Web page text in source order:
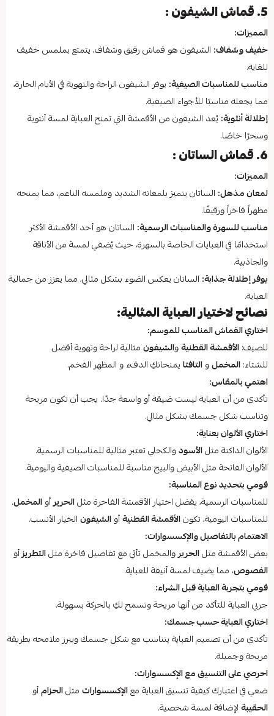
5. قماش الشيفون :
المميزات:
خفيف وشفاف: الشيفون هو قماش رقيق وشفاف، يتمتع بملمس خفيف
للغاية.
مناسب للمناسبات الصيفية: يوفر الشيفون الراحة والتهوية في الأيام الحارة،
مما يجعله مناسبًا للأجواء الصيفية.
إطلالة أنثوية: يُعد الشيفون من الأقمشة التي تمنح العباية لمسة أنثوية
وسحرًا خاصًا.
6. قماش الساتان :
المميزات:
لمعان مذهل: الساتان يتميز بلمعانه الشديد وملمسه الناعم، مما يمنحه
مظهراً فاخراً ورقيقًا.
مناسب للسهرة والمناسبات الرسمية: الساتان هو أحد الأقمشة الأكثر
استخدامًا في العبايات الخاصة بالسهرة، حيث يُضفي لمسة من الأناقة
والجاذبية.
يوفر إطلالة جذابة: الساتان يعكس الضوء بشكل مثالي، مما يعزز من جمالية
العباية.
نصائح لاختيار العباية المثالية:
اختاري القماش المناسب للموسم:
للصيف:الأقمشة القطنيةوالشيفونمثالية لراحة وتهوية أفضل.
للشتاء:المخملوالتافتايمنحانكِ الدفء و المظهر الفخم.
اهتمي بالمقاس:
تأكدي من أن العباية ليست ضيقة أو واسعة جدًا. يجب أن تكون مريحة
وتناسب شكل جسمك بشكل مثالي.
اختاري الألوان بعناية:
الألوان الداكنة مثلالأسودوالكحلي تعتبر مثالية للمناسبات الرسمية.
الألوان الفاتحة مثل الأبيض والبيج مناسبة للمناسبات الصيفية واليومية.
قومي بتحديد نوع المناسبة:
للمناسبات الرسمية، يفضل اختيار الأقمشة الفاخرة مثلالحريرأوالمخمل.
للمناسبات اليومية، تكونالأقمشة القطنيةأوالشيفونالخيار الأنسب.
الاهتمام بالتفاصيل والإكسسوارات:
بعض الأقمشة مثلالحريروالمخمل تأتي مع تفاصيل فاخرة مثلالتطريزأو
الفصوص، مما يضيف لمسة أنيقة للعباية.
قومي بتجربة العباية قبل الشراء:
جربي العباية للتأكد من أنها مريحة وتسمح لكِ بالحركة بسهولة.
اختاري العباية حسب جسمك:
تأكدي من أن تصميم العباية يتناسب مع شكل جسمك ويبرز ملامحه بطريقة
مريحة وجميلة.
احرصي على التنسيق مع الإكسسوارات:
ضعي في اعتبارك كيفية تنسيق العباية معالإكسسواراتمثلالحزامأو
الحقيبةلإضافة لمسة شخصية.